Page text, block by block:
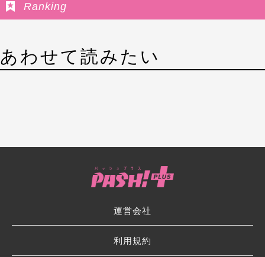
Ranking
あわせて読みたい
運営会社
利用規約